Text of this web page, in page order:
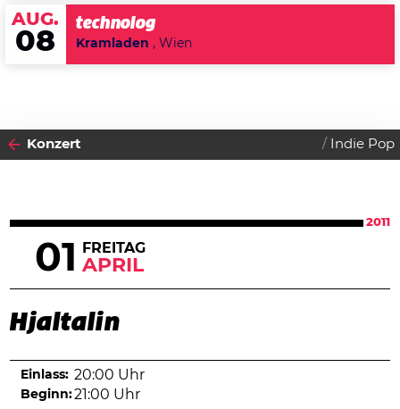
AUG.
08
technolog
Kramladen , Wien
Konzert Indie Pop
2011
01 FREITAG
APRIL
Hjaltalin
Einlass: 20:00 Uhr
Beginn:21:00 Uhr